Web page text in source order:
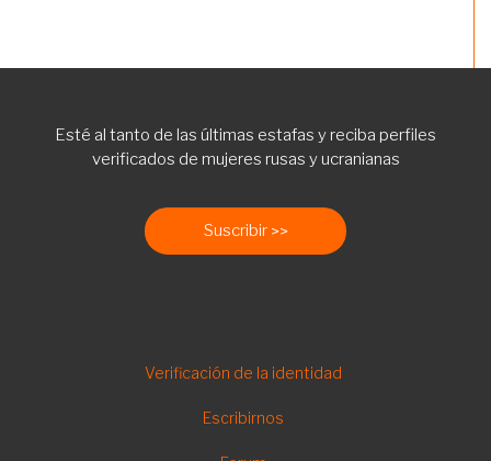
Esté al tanto de las últimas estafas y reciba perfiles
verificados de mujeres rusas y ucranianas
Suscribir
Verificación de la identidad
Escribirnos